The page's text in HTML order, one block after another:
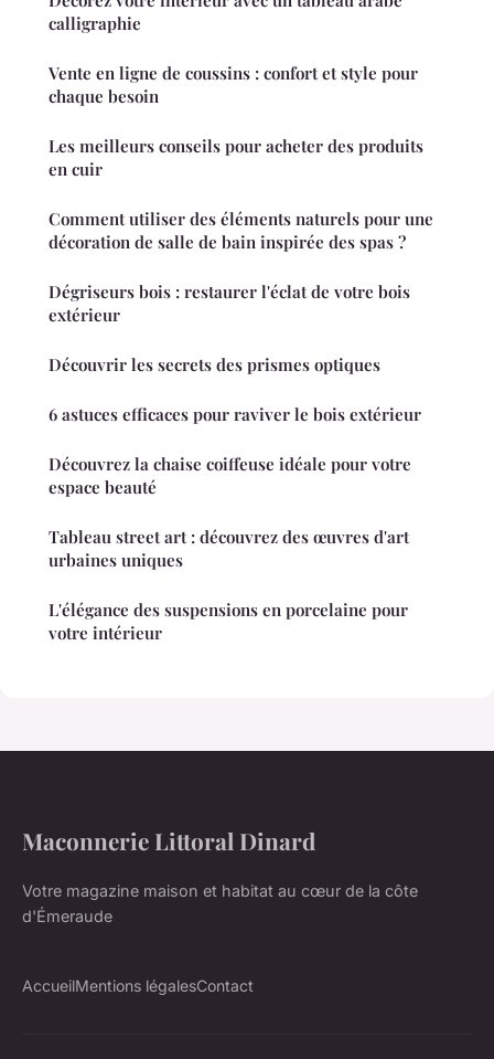
calligraphie
Vente en ligne de coussins : confort et style pour
chaque besoin
Les meilleurs conseils pour acheter des produits
en cuir
Comment utiliser des éléments naturels pour une
décoration de salle de bain inspirée des spas ?
Dégriseurs bois : restaurer l'éclat de votre bois
extérieur
Découvrir les secrets des prismes optiques
6 astuces efficaces pour raviver le bois extérieur
Découvrez la chaise coiffeuse idéale pour votre
espace beauté
Tableau street art : découvrez des œuvres d'art
urbaines uniques
L'élégance des suspensions en porcelaine pour
votre intérieur
Maconnerie Littoral Dinard
Votre magazine maison et habitat au cœur de la côte
d'Émeraude
AccueilMentions légalesContact